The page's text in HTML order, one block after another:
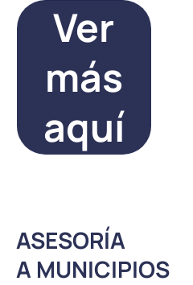
Ver
más
aquí
ASESORÍA
A MUNICIPIOS